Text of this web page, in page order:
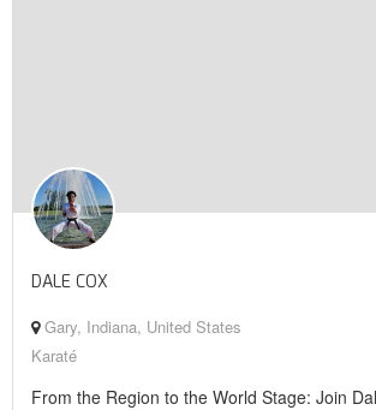
DALE COX
Gary, Indiana, United States
Karaté
From the Region to the World Stage: Join